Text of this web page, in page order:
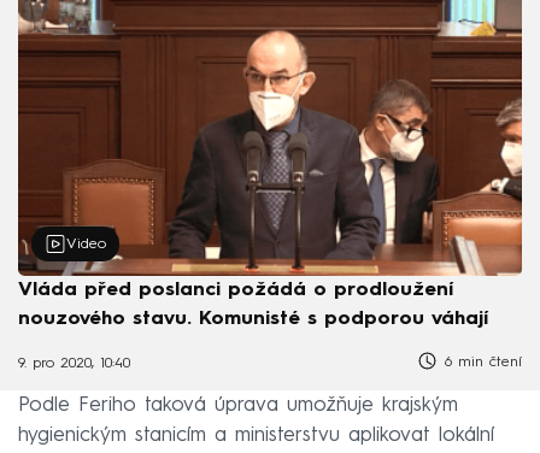
Video
Vláda před poslanci požádá o prodloužení
nouzového stavu. Komunisté s podporou váhají
9. pro 2020, 10:40 6 min čtení
Podle Feriho taková úprava umožňuje krajským
hygienickým stanicím a ministerstvu aplikovat lokální